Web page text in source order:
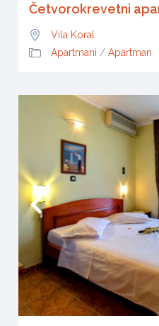
Četvorokrevetni
Vila Koral
Apartmani / Apartman